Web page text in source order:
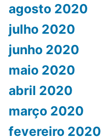
agosto 2020
julho 2020
junho 2020
maio 2020
abril 2020
março 2020
fevereiro 2020